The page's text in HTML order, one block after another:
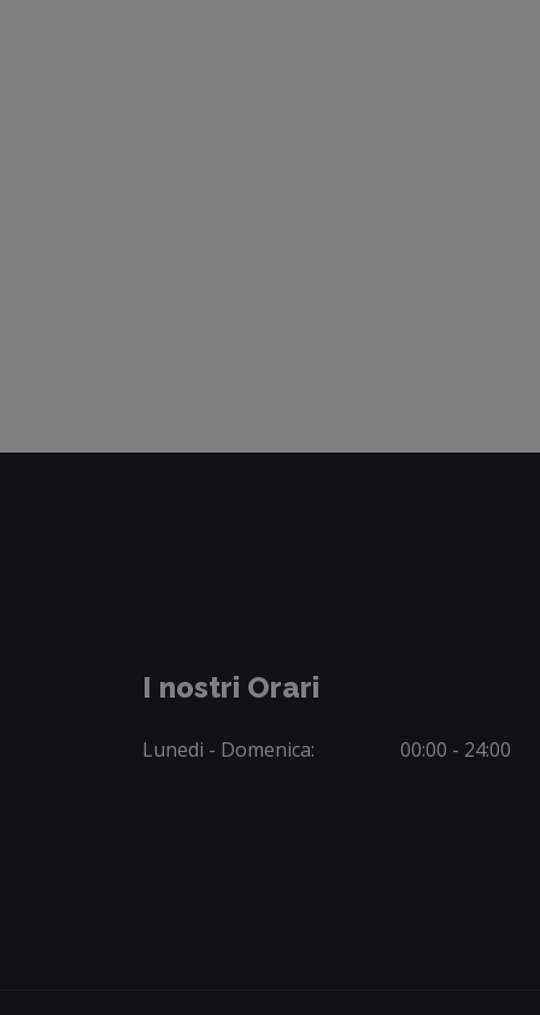
I nostri Orari
Lunedi - Domenica: 00:00 - 24:00